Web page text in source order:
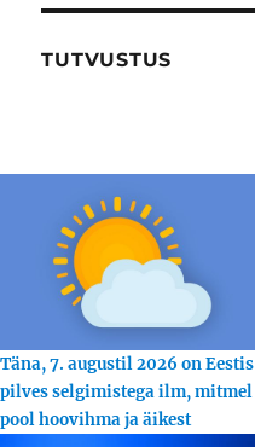
TUTVUSTUS
Täna, 7. augustil 2026 on Eestis
pilves selgimistega ilm, mitmel
pool hoovihma ja äikest